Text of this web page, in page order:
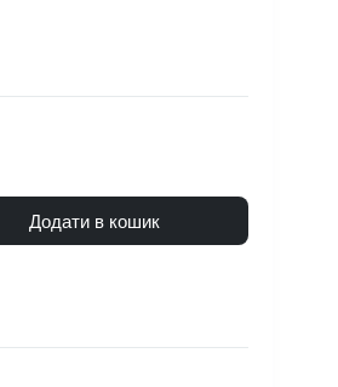
Додати в кошик